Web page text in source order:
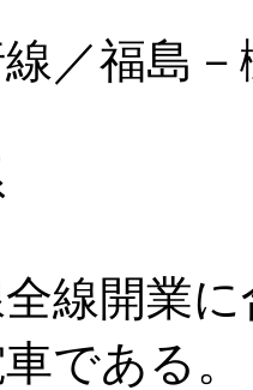
／福島－
線開業
である。